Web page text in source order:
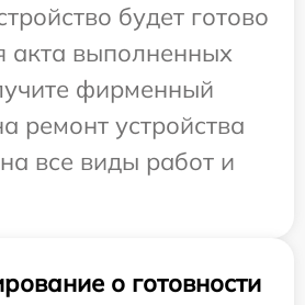
будет готово
акта выполненных
фирменный
ремонт устройства
все виды работ и
о готовности